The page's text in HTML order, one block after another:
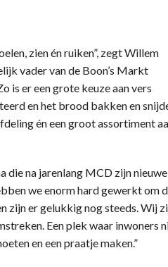
zien én ruiken”, zegt Willem
vader van de Boon’s Markt
is er een grote keuze aan vers
en het brood bakken en
én een groot assortiment
die na jarenlang MCD zijn nieuwe
we enorm hard gewerkt om
zijn er gelukkig nog steeds. Wij
Een plek waar inwoners
en een praatje maken.”